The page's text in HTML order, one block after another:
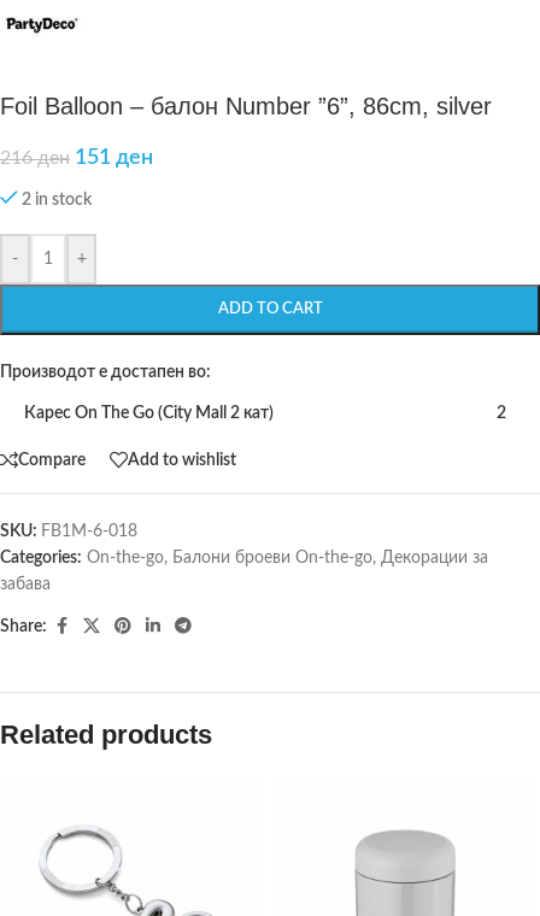
Foil Balloon – балон Number ”6”, 86cm, silver
216ден 151 ден
2 in stock
- +
ADD TO CART
Производот е достапен во:
Карес On The Go (City Mall 2 кат) 2
Compare Add to wishlist
SKU: FB1M-6-018
Categories: On-the-go, Балони броеви On-the-go, Декорации за
забава
Share:
Related products